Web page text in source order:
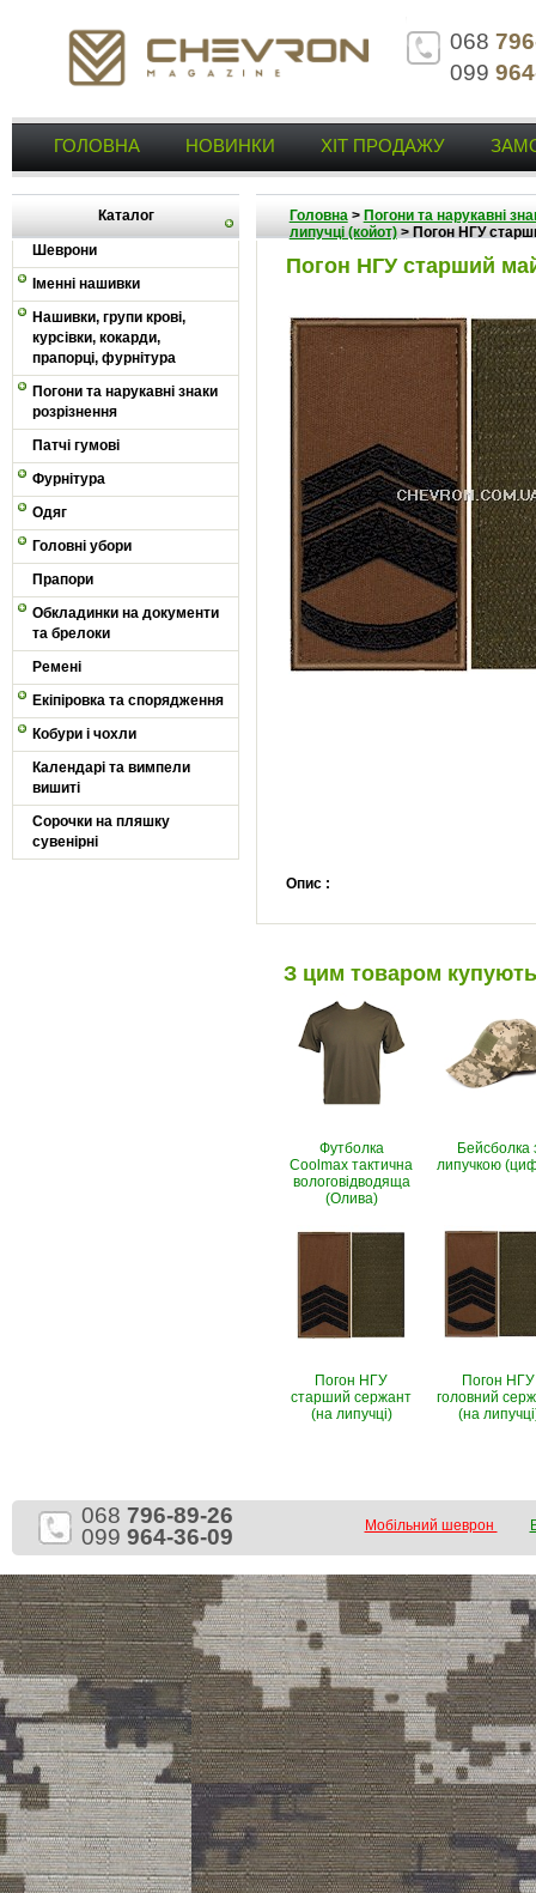
068
099
ГОЛОВНА НОВИНКИ ХІТ ПРОДАЖУ
Каталог
Шеврони
Іменні нашивки
Нашивки, групи крові,
курсівки, кокарди,
прапорці, фурнітура
Погони та нарукавні знаки
розрізнення
Патчі гумові
Фурнітура
Одяг
Головні убори
Прапори
Обкладинки на документи
та брелоки
Ремені
Екіпіровка та спорядження
Кобури і чохли
Календарі та вимпели
вишиті
Сорочки на пляшку
сувенірні
Головна> Погони та нарукавні
липучці (койот)> Погон НГУ
Погон НГУ старший
Опис :
З цим товаром купують
Футболка
Coolmax тактична
вологовiдводяща
(Олива)
Бейсболка
липучкою
Погон НГУ
старший сержант
(на липучці)
Погон НГУ
головний
(на
068 796-89-26
099 964-36-09 Мобільний шеврон